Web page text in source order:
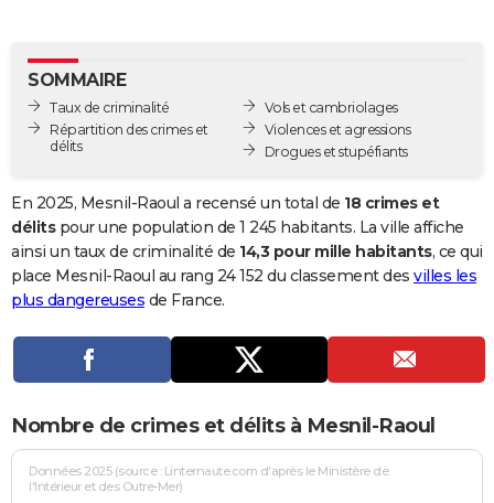
GUIDES D'ACHAT
BONS PLANS
Carte de Noël
Carte Bonne année
Carte Saint-Valentin
Carte Pâques
Carte d'anniversaire
DICTIONNAIRE
Dictionnaire
Biographies
Citations
Expressions
Proverbes
PROGRAMME TV
COPAINS D'AVANT
S'inscrire
Se connecter
Lycées
Collèges
Primaires
Universités
Entreprises
Service militaire
Avis de recherche
AVIS DE DÉCÈS
FORUM
Bricolage
Lifestyle
Culture
Sport
Auto
Television
Voyage
Cinema
SOMMAIRE
Taux de criminalité
Répartition des crimes et
délits
Vols et cambriolages
Violences et agressions
Drogues et stupéfiants
En 2025, Mesnil-Raoul a recensé un total de 18 crimes et
délitspour une population de 1 245 habitants. La ville affiche
ainsi un taux de criminalité de 14,3 pour mille habitants, ce qui
place Mesnil-Raoul au rang 24 152 du classement des villes les
plus dangereuses de France.
Nombre de crimes et délits à Mesnil-Raoul
Données 2025 (source : Linternaute.com d'après le Ministère de
l'Intérieur et des Outre-Mer)